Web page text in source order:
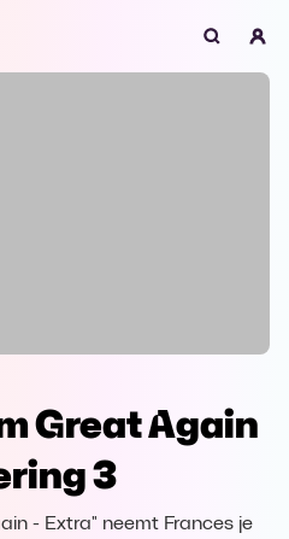
niet ondersteund
Download
Great Again
3
- Extra" neemt Frances je